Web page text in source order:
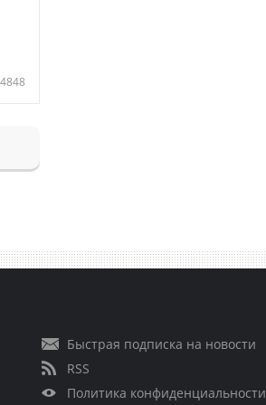
4848
Быстрая подписка на новости
RSS
Политика конфиденциальности